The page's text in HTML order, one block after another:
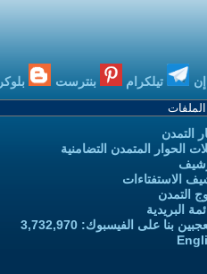
تيلكرام بنترست بلوكر
التمدن
الحوار المتمدن التضامنية
الاستفتاءات
التمدن
البريدية
بنا على الفيسبوك: 3,732,970